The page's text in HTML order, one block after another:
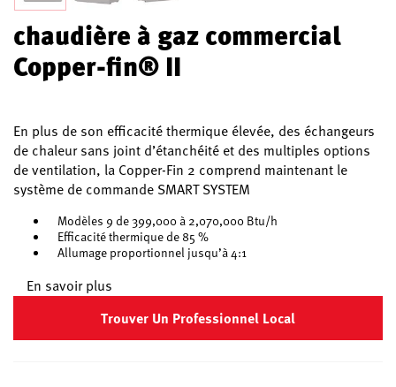
chaudière à gaz commercial
Copper-fin® II
En plus de son efficacité thermique élevée, des échangeurs
de chaleur sans joint d’étanchéité et des multiples options
de ventilation, la Copper-Fin 2 comprend maintenant le
système de commande SMART SYSTEM
Modèles 9 de 399,000 à 2,070,000 Btu/h
Efficacité thermique de 85 %
Allumage proportionnel jusqu’à 4:1
En savoir plus
Trouver Un Professionnel Local